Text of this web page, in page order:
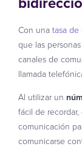
Con unatasa
que las
canales de
llamada
Al utilizar un
fácil de
comunicación
comunicarse